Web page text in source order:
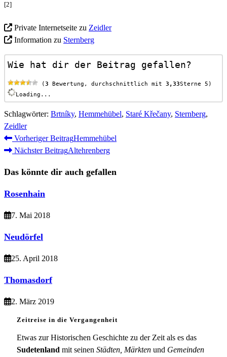
[2]
Private Internetseite zu Zeidler
Information zu Sternberg
Wie hat dir der Beitrag gefallen?
(3 Bewertung, durchschnittlich mit 3,33Sterne 5)
Loading...
Schlagwörter: Brtníky, Hemmehübel, Staré Křečany, Sternberg,
Zeidler
Weitere
Artikel
ansehen
Vorheriger BeitragHemmehübel
Nächster BeitragAltehrenberg
Das könnte dir auch gefallen
Rosenhain
7. Mai 2018
Neudörfel
25. April 2018
Thomasdorf
2. März 2019
Zeitreise in die Vergangenheit
Etwas zur Historischen Geschichte zu der Zeit als es das
Sudetenland mit seinen Städten, Märkten und Gemeinden